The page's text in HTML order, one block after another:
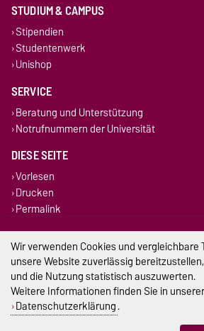
STUDIUM & CAMPUS
Stipendien
Studentenwerk
Unishop
SERVICE
Beratung und Unterstützung
Notrufnummern der Universität
DIESE SEITE
Vorlesen
Drucken
Permalink
Impressum
Datenschutz
Barrierefreiheit
Wir verwenden Cookies und vergleichbare
unsere Website zuverlässig
und die Nutzung statistisch auszuwerten.
Weitere Informationen finden Sie in unserer
Datenschutzerklärung.